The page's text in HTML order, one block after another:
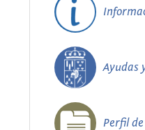
Ayudas
Perfil